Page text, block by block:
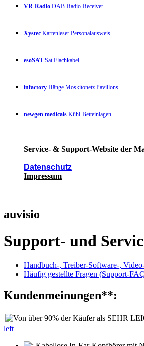
VR-Radio DAB-Radio-Receiver
Xystec Kartenleser Personalausweis
esoSAT Sat Flachkabel
infactory Hänge Moskitonetz Pavillons
newgen medicals Kühl-Betteinlagen
Service- & Support-Website der
Datenschutz
Impressum
auvisio
Support- und
Handbuch-, Treiber-Software-,
Häufig gestellte Fragen (Support-
Kundenmeinungen**:
left